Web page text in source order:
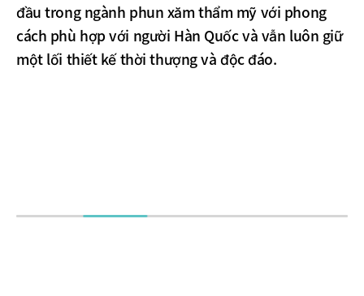
đầu trong ngành phun xăm thẩm mỹ với phong
cách phù hợp với người Hàn Quốc và vẫn luôn giữ
một lối thiết kế thời thượng và độc đáo.